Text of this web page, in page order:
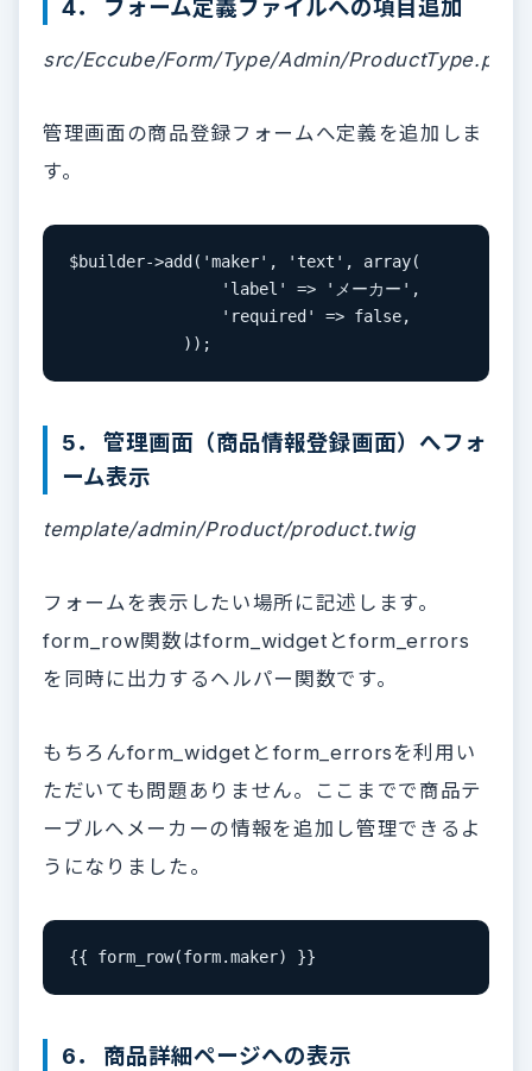
4． フォーム定義ファイルへの項目追加
src/Eccube/Form/Type/Admin/ProductType.php
管理画面の商品登録フォームへ定義を追加しま
す。
$builder->add('maker', 'text', array(
                'label' => 'メーカー',
                'required' => false,
            ));
5． 管理画面（商品情報登録画面）へフォ
ーム表示
template/admin/Product/product.twig
フォームを表示したい場所に記述します。
form_row関数はform_widgetとform_errors
を同時に出力するヘルパー関数です。
もちろんform_widgetとform_errorsを利用い
ただいても問題ありません。ここまでで商品テ
ーブルへメーカーの情報を追加し管理できるよ
うになりました。
{{ form_row(form.maker) }}
6． 商品詳細ページへの表示